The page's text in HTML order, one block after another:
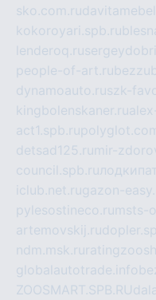
sko.com.ru
kokoroyari.spb.ru
lenderoq.ru
people-of-art.ru
dynamoauto.ruszk-
kingbolenskaner.ru
act1.spb.ru
detsad125.ru mir-
council.spb.ru
iclub.net.rugazon-
pylesostineco.ru msts-
artemovskij.ru
ndm.msk.ru
globalautotrade.info
ZOOSMART.SPB.RU